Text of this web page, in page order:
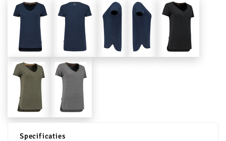
Specificaties